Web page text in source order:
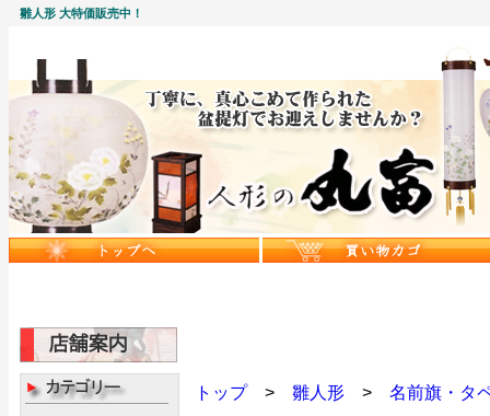
雛人形 大特価販売中！
トップ> 雛人形> 名前旗・タ